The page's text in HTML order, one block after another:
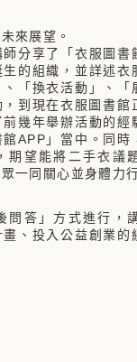
來展望。
分享了「衣服圖書
的組織，並詳述衣
「換衣活動」、「
到現在衣服圖書館
幾年舉辦活動的經
APP」當中。同時
期望能將二手衣議
一同關心並身體力
問答」方式進行，
、投入公益創業的